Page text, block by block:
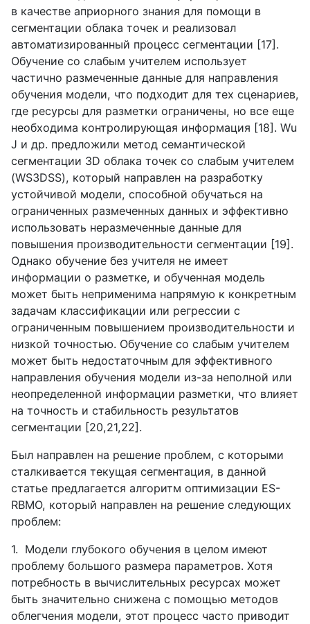
в качестве априорного знания для помощи в
сегментации облака точек и реализовал
автоматизированный процесс сегментации [17].
Обучение со слабым учителем использует
частично размеченные данные для направления
обучения модели, что подходит для тех сценариев,
где ресурсы для разметки ограничены, но все еще
необходима контролирующая информация [18]. Wu
J и др. предложили метод семантической
сегментации 3D облака точек со слабым учителем
(WS3DSS), который направлен на разработку
устойчивой модели, способной обучаться на
ограниченных размеченных данных и эффективно
использовать неразмеченные данные для
повышения производительности сегментации [19].
Однако обучение без учителя не имеет
информации о разметке, и обученная модель
может быть неприменима напрямую к конкретным
задачам классификации или регрессии с
ограниченным повышением производительности и
низкой точностью. Обучение со слабым учителем
может быть недостаточным для эффективного
направления обучения модели из-за неполной или
неопределенной информации разметки, что влияет
на точность и стабильность результатов
сегментации [20,21,22].
Был направлен на решение проблем, с которыми
сталкивается текущая сегментация, в данной
статье предлагается алгоритм оптимизации ES-
RBMO, который направлен на решение следующих
проблем:
1. Модели глубокого обучения в целом имеют
проблему большого размера параметров. Хотя
потребность в вычислительных ресурсах может
быть значительно снижена с помощью методов
облегчения модели, этот процесс часто приводит